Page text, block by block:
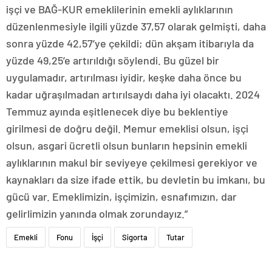
işçi ve BAĞ-KUR emeklilerinin emekli aylıklarının
düzenlenmesiyle ilgili yüzde 37,57 olarak gelmişti, daha
sonra yüzde 42,57’ye çekildi; dün akşam itibarıyla da
yüzde 49,25’e artırıldığı söylendi. Bu güzel bir
uygulamadır, artırılması iyidir, keşke daha önce bu
kadar uğraşılmadan artırılsaydı daha iyi olacaktı. 2024
Temmuz ayında eşitlenecek diye bu beklentiye
girilmesi de doğru değil. Memur emeklisi olsun, işçi
olsun, asgari ücretli olsun bunların hepsinin emekli
aylıklarının makul bir seviyeye çekilmesi gerekiyor ve
kaynakları da size ifade ettik, bu devletin bu imkanı, bu
gücü var. Emeklimizin, işçimizin, esnafımızın, dar
gelirlimizin yanında olmak zorundayız.”
Emekli Fonu İşçi Sigorta Tutar